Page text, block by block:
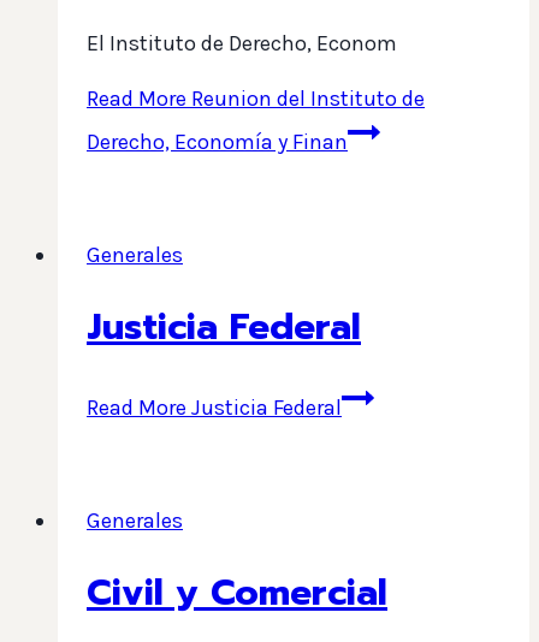
El Instituto de Derecho, Econom
Read More Reunion del Instituto de
Derecho, Economía y Finan
Generales
Justicia Federal
Read More Justicia Federal
Generales
Civil y Comercial